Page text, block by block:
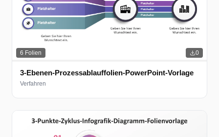
6 Folien 0
3-Ebenen-Prozessablauffolien-PowerPoint-Vorlage
Verfahren